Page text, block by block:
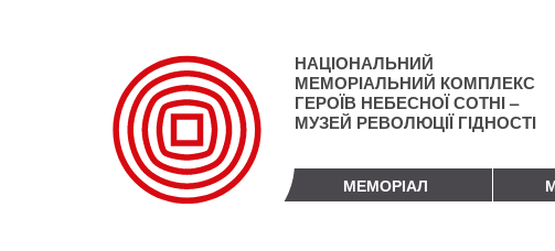
НАЦІОНАЛЬНИЙ
МЕМОРІАЛЬНИЙ КОМПЛЕКС
ГЕРОЇВ НЕБЕСНОЇ СОТНІ –
МУЗЕЙ РЕВОЛЮЦІЇ ГІДНОСТІ
МЕМОРІАЛ